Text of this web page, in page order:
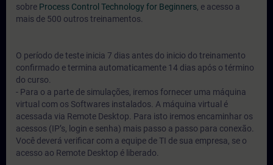
sobre Process Control Technology for Beginners, e acesso a
mais de 500 outros treinamentos.
O período de teste inicia 7 dias antes do inicio do treinamento
confirmado e termina automaticamente 14 dias após o término
do curso.
- Para o a parte de simulações, iremos fornecer uma máquina
virtual com os Softwares instalados. A máquina virtual é
acessada via Remote Desktop. Para isto iremos encaminhar os
acessos (IP’s, login e senha) mais passo a passo para conexão.
Você deverá verificar com a equipe de TI de sua empresa, se o
acesso ao Remote Desktop é liberado.